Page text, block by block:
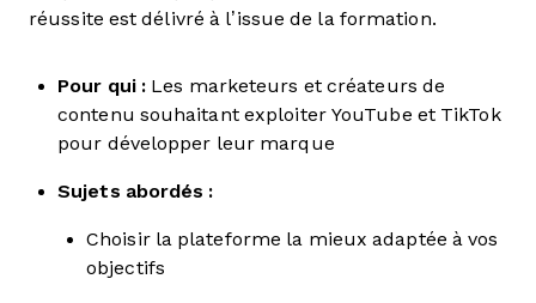
réussite est délivré à l’issue de la formation.
Pour qui : Les marketeurs et créateurs de
contenu souhaitant exploiter YouTube et TikTok
pour développer leur marque
Sujets abordés :
Choisir la plateforme la mieux adaptée à vos
objectifs